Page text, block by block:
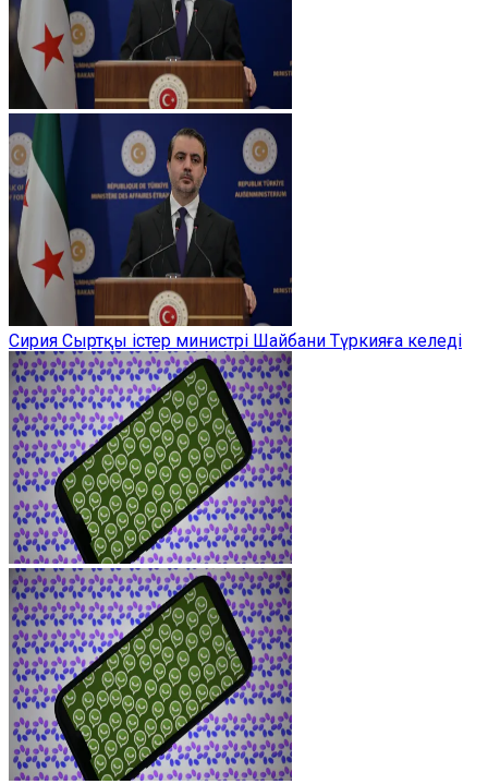
Сирия Сыртқы істер министрі Шайбани Түркияға келеді